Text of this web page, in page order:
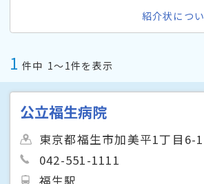
紹介状につ
1 件中 1〜1件を表示
公立福生病院
東京都福生市加美平1丁目6-1
042-551-1111
福生駅